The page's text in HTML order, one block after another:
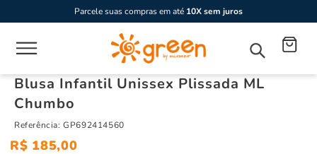
Parcele suas compras em até 10X sem juros
Blusa Infantil Unissex Plissada ML
Chumbo
Referência:GP692414560
R$ 185,00